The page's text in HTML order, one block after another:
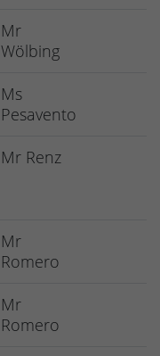
Mr
Wölbing
Ms
Pesavento
Mr Renz
Mr
Romero
Mr
Romero